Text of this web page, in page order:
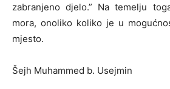
zabranjeno djelo.” Na temelju
mora, onoliko koliko je u
mjesto.
Šejh Muhammed b. Usejmin